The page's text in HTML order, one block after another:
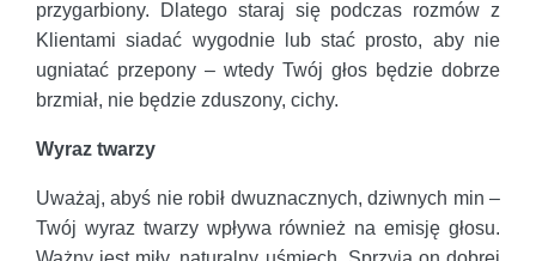
przygarbiony. Dlatego staraj się podczas rozmów z
Klientami siadać wygodnie lub stać prosto, aby nie
ugniatać przepony – wtedy Twój głos będzie dobrze
brzmiał, nie będzie zduszony, cichy.
Wyraz twarzy
Uważaj, abyś nie robił dwuznacznych, dziwnych min –
Twój wyraz twarzy wpływa również na emisję głosu.